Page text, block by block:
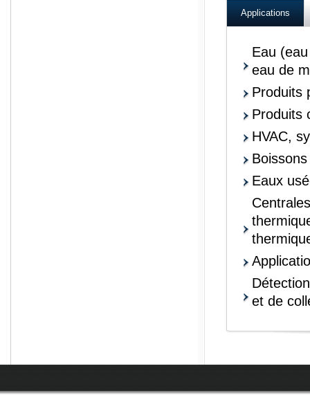
Applications
Eau
eau de
Produits
Produits
HVAC,
Eaux
et de